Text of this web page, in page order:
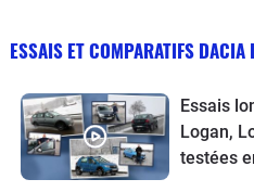
ESSAIS ET COMPARATIFS
Essais
Logan,
testées